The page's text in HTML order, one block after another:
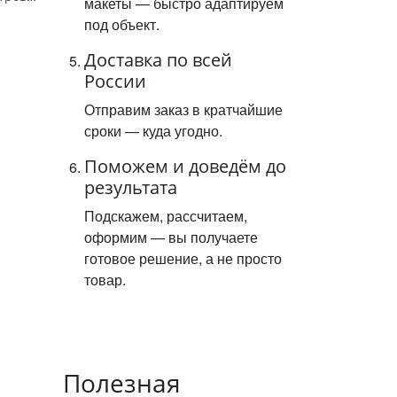
под объект.
Доставка по всей
России
Отправим заказ в кратчайшие
сроки — куда угодно.
Поможем и доведём до
результата
Подскажем, рассчитаем,
оформим — вы получаете
готовое решение, а не просто
товар.
Полезная